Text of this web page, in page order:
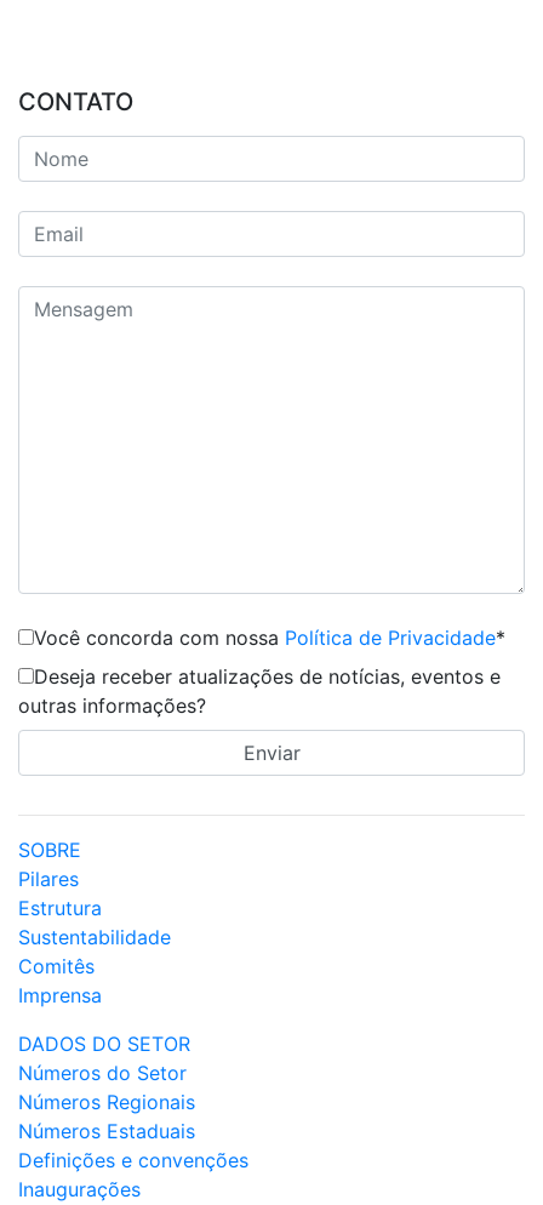
CONTATO
Você concorda com nossa Política de Privacidade*
Deseja receber atualizações de notícias, eventos e
outras informações?
SOBRE
Pilares
Estrutura
Sustentabilidade
Comitês
Imprensa
DADOS DO SETOR
Números do Setor
Números Regionais
Números Estaduais
Definições e convenções
Inaugurações